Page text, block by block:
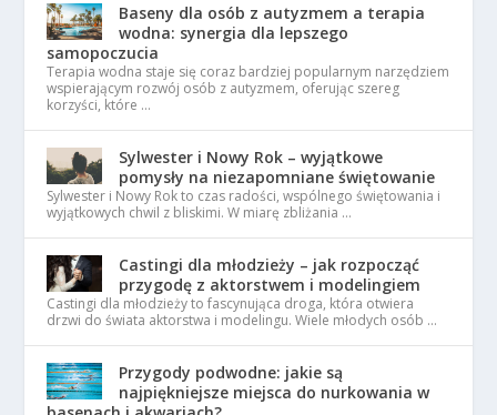
Baseny dla osób z autyzmem a terapia
wodna: synergia dla lepszego
samopoczucia
Terapia wodna staje się coraz bardziej popularnym narzędziem
wspierającym rozwój osób z autyzmem, oferując szereg
korzyści, które …
Sylwester i Nowy Rok – wyjątkowe
pomysły na niezapomniane świętowanie
Sylwester i Nowy Rok to czas radości, wspólnego świętowania i
wyjątkowych chwil z bliskimi. W miarę zbliżania …
Castingi dla młodzieży – jak rozpocząć
przygodę z aktorstwem i modelingiem
Castingi dla młodzieży to fascynująca droga, która otwiera
drzwi do świata aktorstwa i modelingu. Wiele młodych osób …
Przygody podwodne: jakie są
najpiękniejsze miejsca do nurkowania w